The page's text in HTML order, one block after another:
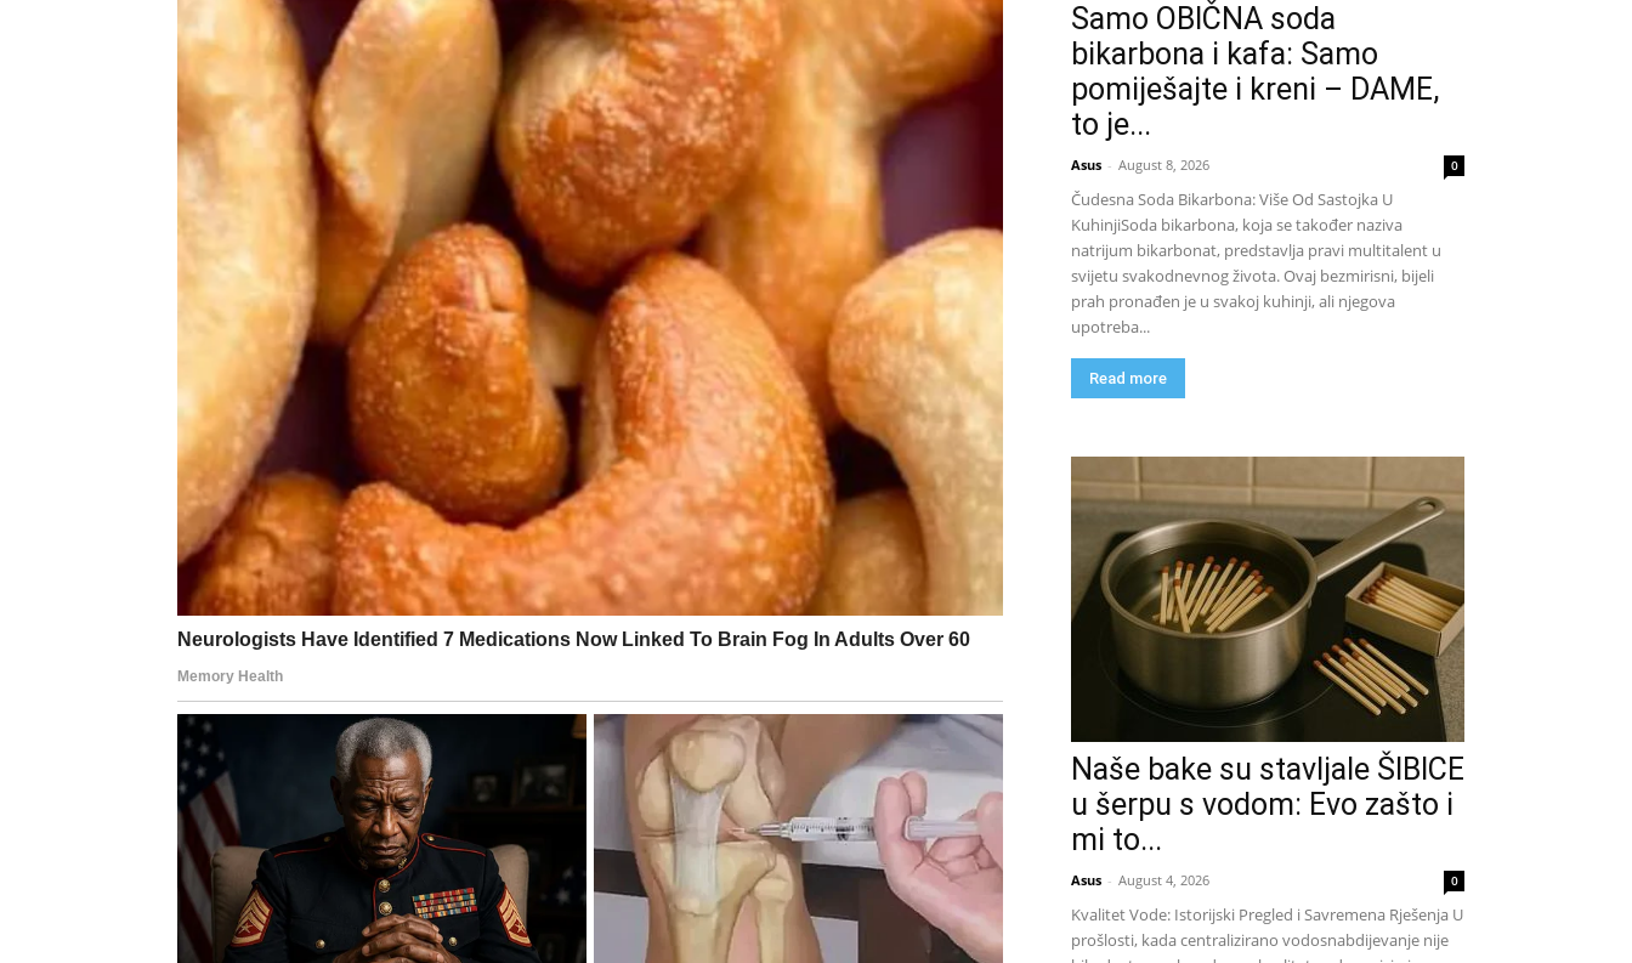
Samo OBIČNA soda
bikarbona i kafa: Samo
pomiješajte i kreni – DAME,
to je...
Asus - August 8, 2026 0
Čudesna Soda Bikarbona: Više Od Sastojka U
KuhinjiSoda bikarbona, koja se također naziva
natrijum bikarbonat, predstavlja pravi multitalent u
svijetu svakodnevnog života. Ovaj bezmirisni, bijeli
prah pronađen je u svakoj kuhinji, ali njegova
upotreba...
Read more
Naše bake su stavljale ŠIBICE
u šerpu s vodom: Evo zašto i
mi to...
Asus - August 4, 2026 0
Kvalitet Vode: Istorijski Pregled i Savremena Rješenja U
prošlosti, kada centralizirano vodosnabdijevanje nije